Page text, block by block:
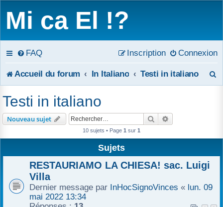
Mi ca El !?
FAQ Connexion
Inscription
Accueil du forum In Italiano Testi in italiano
Testi in italiano
Nouveau sujet Rechercher
10 sujets • Page 1 sur 1
Sujets
RESTAURIAMO LA CHIESA! sac. Luigi
Villa
Dernier message par InHocSignoVinces « lun. 09
mai 2022 13:34